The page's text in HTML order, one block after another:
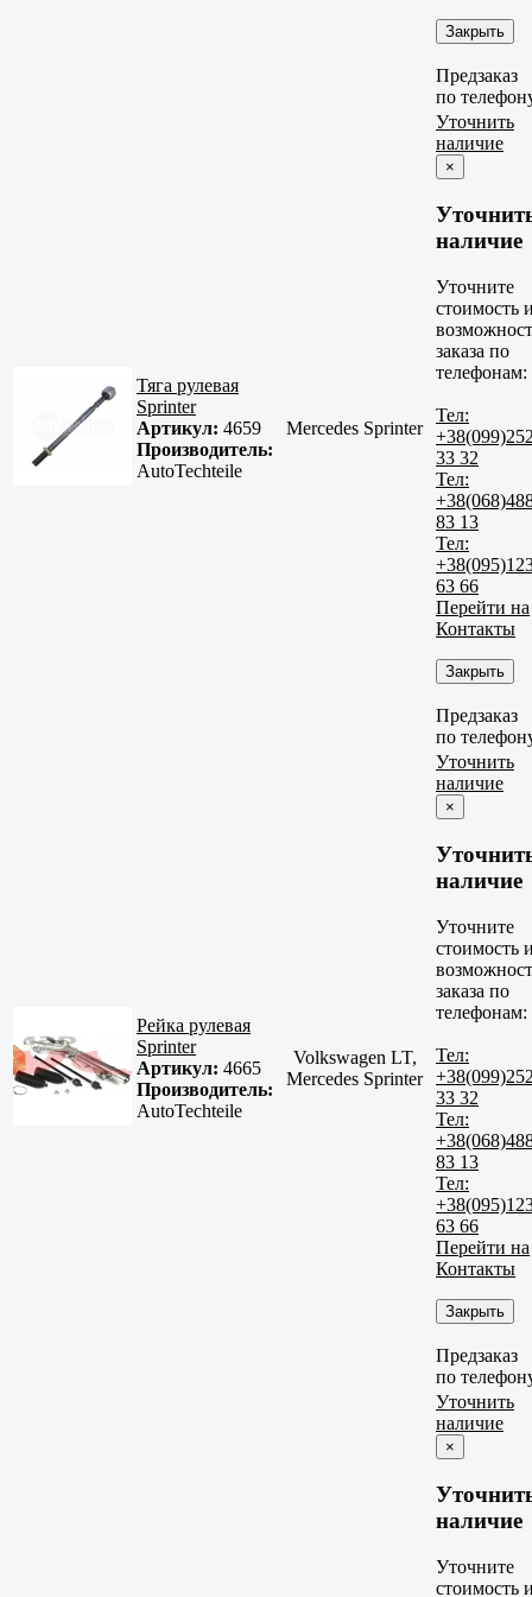
Закрыть
Предзаказ
по
Тяга рулевая
Sprinter
Артикул: 4659
Производитель:
AutoTechteile
Mercedes Sprinter
Уточнить
наличие
×
наличие
Уточните
стоимость
заказа по
телефонам:
Тел:
33 32
Тел:
83 13
Тел:
63 66
Перейти на
Контакты
Закрыть
Предзаказ
по
Рейка рулевая
Sprinter
Артикул: 4665
Производитель:
AutoTechteile
Volkswagen LT,
Mercedes Sprinter
Уточнить
наличие
×
наличие
Уточните
стоимость
заказа по
телефонам:
Тел:
33 32
Тел:
83 13
Тел:
63 66
Перейти на
Контакты
Закрыть
Предзаказ
по
Уточнить
наличие
×
наличие
Уточните
стоимость